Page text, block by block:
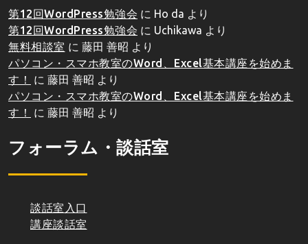
第12回WordPress勉強会 に Ho da より
第12回WordPress勉強会 に Uchikawa より
無料相談室 に 藤田 善昭 より
パソコン・スマホ教室のWord、Excel基本講座を始めま
す！
に 藤田 善昭 より
パソコン・スマホ教室のWord、Excel基本講座を始めま
す！
に 藤田 善昭 より
フォーラム・談話室
談話室入口
講座談話室